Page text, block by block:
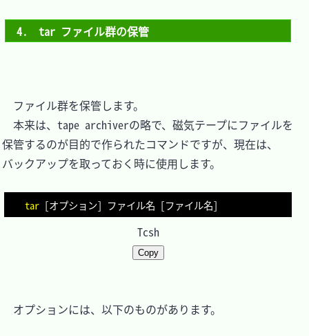
4.　tar ファイル群の保管
ファイル群を保管します。
本来は、tape archiverの略で、磁気テープにファイルを
保管するのが目的で作られたコマンドですが、現在は、
バックアップを取っておく時に使用します。
tar [オプション] ファイル名 [ファイル名]
Tcsh
Copy
オプションには、以下のものがあります。